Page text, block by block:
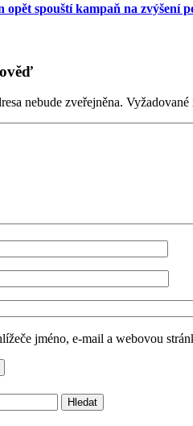
opět spouští kampaň na zvýšení
nebude zveřejněna. Vyžadované
jméno, e-mail a webovou